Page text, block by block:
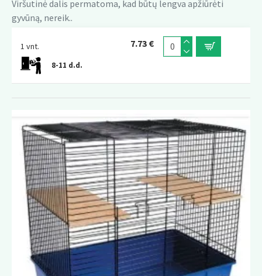
Viršutinė dalis permatoma, kad būtų lengva apžiūrėti
gyvūną, nereik..
1 vnt.
8-11 d.d.
7.73 €